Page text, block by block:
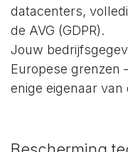
datacenters,
de AVG (GDPR).
Jouw
Europese grenzen
enige eigenaar van